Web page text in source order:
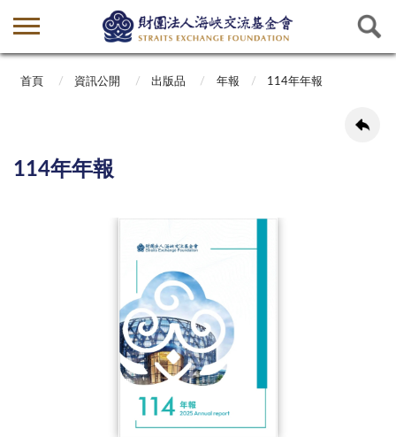
首頁 資訊公開 出版品 年報 114年年報
114年年報